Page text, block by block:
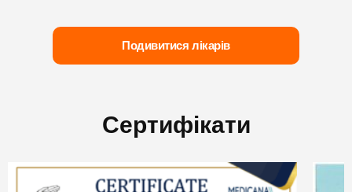
Подивитися лікарів
Сертифікати